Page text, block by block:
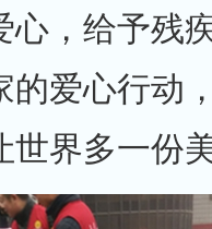
心，给予残
的爱心行动
世界多一份